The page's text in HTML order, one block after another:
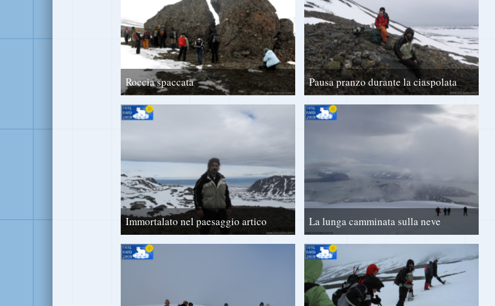
Roccia spaccata Pausa pranzo durante la ciaspolata
Immortalato nel paesaggio artico La lunga camminata sulla neve